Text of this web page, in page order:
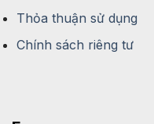
Thỏa thuận sử dụng
Chính sách riêng tư